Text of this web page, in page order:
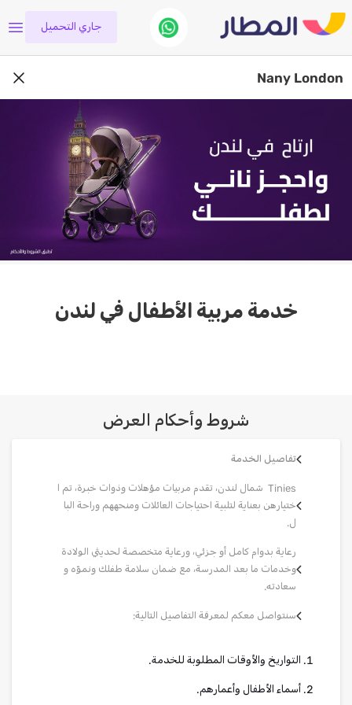
جاري التحميل
Nany London
خدمة مربية الأطفال في لندن
شروط وأحكام العرض
تفاصيل الخدمة
Tinies شمال لندن، تقدم مربيات مؤهلات وذوات خبرة، تم ا
ختيارهن بعناية لتلبية احتياجات العائلات ومنحههم وراحة البا
ل.
رعاية بدوام كامل أو جزئي، ورعاية متخصصة لحديثي الولادة
وخدمات ما بعد المدرسة، مع ضمان سلامة طفلك ونموّه و
سعادته.
سنتواصل معكم لمعرفة التفاصيل التالية:
التواريخ والأوقات المطلوبة للخدمة.
أسماء الأطفال وأعمارهم.